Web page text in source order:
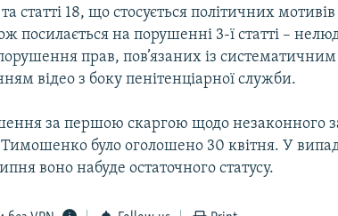
статті 18, що стосується політичних мотивів
посилається на порушенні 3-ї статті –
прав, пов’язаних із систематичним
відео з боку пенітенціарної служби.
за першою скаргою щодо незаконного
Тимошенко було оголошено 30 квітня. У
воно набуде остаточного статусу.